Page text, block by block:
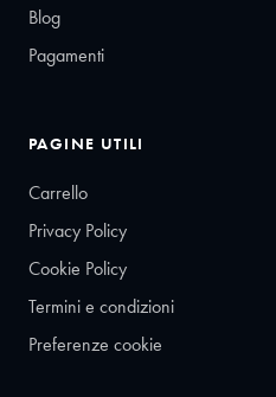
Blog
Pagamenti
PAGINE UTILI
Carrello
Privacy Policy
Cookie Policy
Termini e condizioni
Preferenze cookie